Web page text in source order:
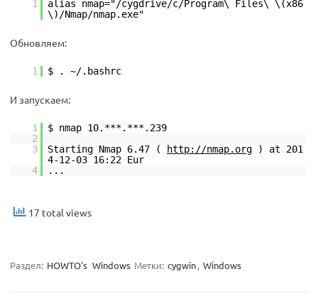
1
alias nmap="/cygdrive/c/Program\ Files\ \(x86
\)/Nmap/nmap.exe"
Обновляем:
1 $ . ~/.bashrc
И запускаем:
1
$ nmap 10.***.***.239
2
3
Starting Nmap 6.47 ( http://nmap.org ) at 201
4-12-03 16:22 Eur
4
...
17 total views
Раздел: HOWTO's Windows Метки: cygwin, Windows